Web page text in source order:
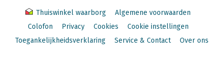
Thuiswinkel waarborg
Algemene voorwaarden
Colofon
Privacy Cookies
Cookie instellingen
Toegankelijkheidsverklaring
Service & Contact Over ons